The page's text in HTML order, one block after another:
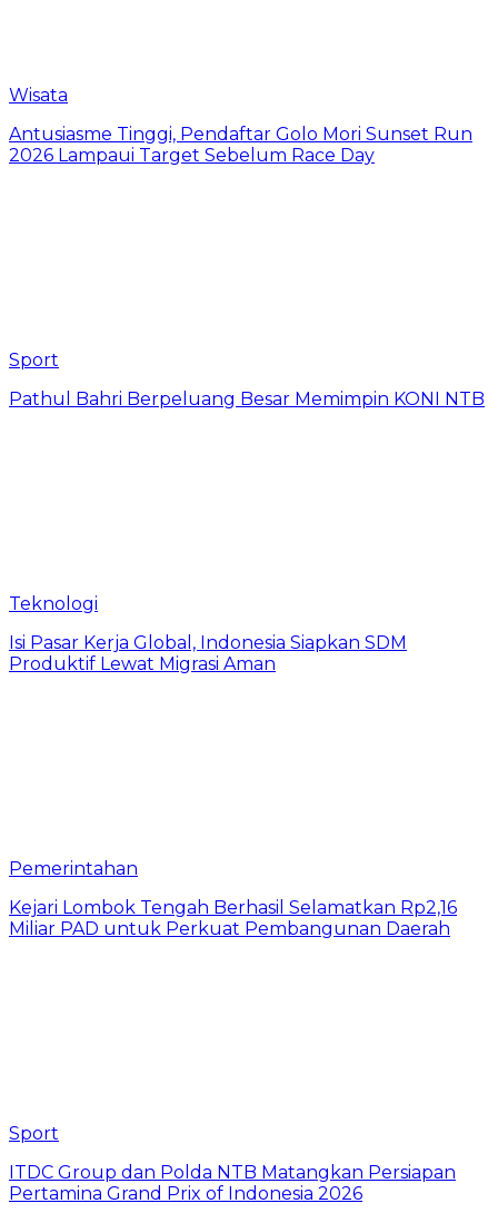
Wisata
Antusiasme Tinggi, Pendaftar Golo Mori Sunset Run
2026 Lampaui Target Sebelum Race Day
Sport
Pathul Bahri Berpeluang Besar Memimpin KONI NTB
Teknologi
​Isi Pasar Kerja Global, Indonesia Siapkan SDM
Produktif Lewat Migrasi Aman
Pemerintahan
Kejari Lombok Tengah Berhasil Selamatkan Rp2,16
Miliar PAD untuk Perkuat Pembangunan Daerah
Sport
ITDC Group dan Polda NTB Matangkan Persiapan
Pertamina Grand Prix of Indonesia 2026